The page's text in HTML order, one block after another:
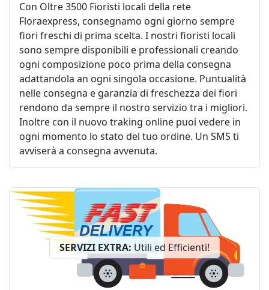
Con Oltre 3500 Fioristi locali della rete
Floraexpress, consegnamo ogni giorno sempre
fiori freschi di prima scelta. I nostri fioristi locali
sono sempre disponibili e professionali creando
ogni composizione poco prima della consegna
adattandola an ogni singola occasione. Puntualità
nelle consegna e garanzia di freschezza dei fiori
rendono da sempre il nostro servizio tra i migliori.
Inoltre con il nuovo traking online puoi vedere in
ogni momento lo stato del tuo ordine. Un SMS ti
avviserà a consegna avvenuta.
SERVIZI EXTRA: Utili ed Efficienti!